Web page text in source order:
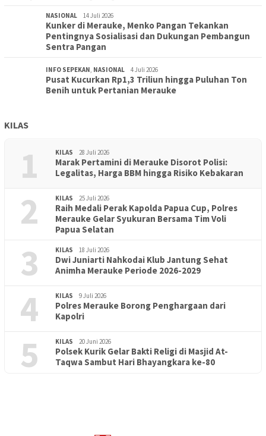
NASIONAL 14 Juli 2026
Kunker di Merauke, Menko Pangan Tekankan
Pentingnya Sosialisasi dan Dukungan Pembangun
Sentra Pangan
INFO SEPEKAN, NASIONAL 4 Juli 2026
Pusat Kucurkan Rp1,3 Triliun hingga Puluhan Ton
Benih untuk Pertanian Merauke
KILAS
1 KILAS 28 Juli 2026
Marak Pertamini di Merauke Disorot Polisi:
Legalitas, Harga BBM hingga Risiko Kebakaran
2 KILAS 25 Juli 2026
Raih Medali Perak Kapolda Papua Cup, Polres
Merauke Gelar Syukuran Bersama Tim Voli
Papua Selatan
3 KILAS 18 Juli 2026
Dwi Juniarti Nahkodai Klub Jantung Sehat
Animha Merauke Periode 2026-2029
4 KILAS 9 Juli 2026
Polres Merauke Borong Penghargaan dari
Kapolri
5 KILAS 20 Juni 2026
Polsek Kurik Gelar Bakti Religi di Masjid At-
Taqwa Sambut Hari Bhayangkara ke-80
PENDIDIKAN 18 Juni 2026
Lepas Puluhan Peserta Didik, TK Yapis 2 Merauke Siapkan